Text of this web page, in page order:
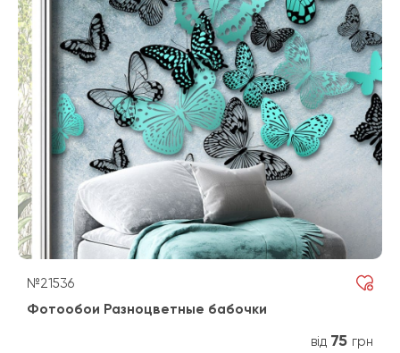
№21536
Фотообои Разноцветные бабочки
від 75 грн